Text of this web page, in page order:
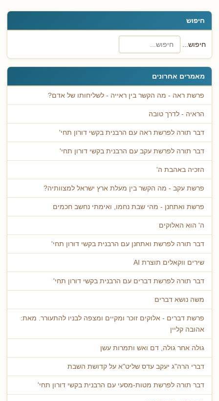
חיפוש
חיפוש...
מאמרים אחרונים
פרשת ראה - מה הקשר בין ראייה - לשליחותו של אדם?
הראיה - לדרך טובה
דבר תורה לפרשת ראה עם הרבנית בקשי דורון תחי'
דבר תורה לפרשת עקב עם הרבנית בקשי דורון תחי'
הזכיה באהבת ה'
פרשת עקב - מה הקשר בין מעלת ארץ ישראל למצוותיה?
פרשת ואתחנן - מהי שבת נחמו, ואימתי נחשב חכמים
ה' הוא האלוקים
דבר תורה לפרשת ואתחנן עם הרבנית בקשי דורון תחי'
שירים ווקאלים תוצרת AI
דבר תורה לפרשת דברים עם הרבנית בקשי דורון תחי'
משה נושא דברים
פרשת דברים - אלוקים זוכר ומקיים ומצפה לבניו להתעורר. מאת:
אהובה קליין
גולה אחר גולה, דם ואש ותמרות עשן
דברי הרה"ג יעקב עדס שליט"א על קדושת השבת
דבר תורה לפרשת מטות-מסעי עם הרבנית בקשי דורון תחי'